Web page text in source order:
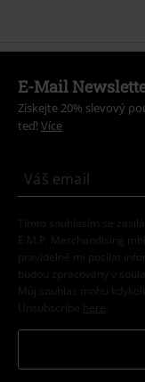
E-Mail
Získejte 20% slevový
teď! Více
Tímto souhlasím se
E.M.P. Merchandising
pravidelně mi posílat
budou zpracovány v
Můj souhlas mohu
Unsubscribe here